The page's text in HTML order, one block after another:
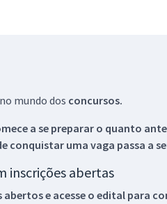
mundo dos concursos.
a se preparar o quanto
conquistar uma vaga passa a
inscrições abertas
abertos e acesse o edital para